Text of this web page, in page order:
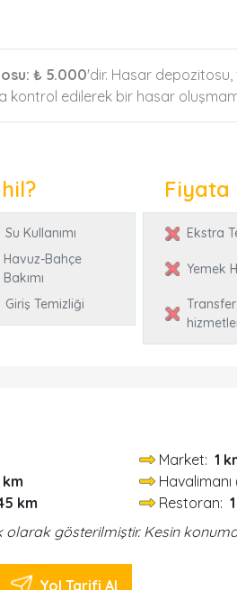
₺ 5.000'dir. Hasar
kontrol edilerek bir hasar
Su Kullanımı
Havuz-Bahçe
Bakımı
Giriş Temizliği
Fiyata
Ekstra
Yemek
Transfer
Market:1
km
km Restoran:
olarak gösterilmiştir. Kesin
Yol Tarifi Al